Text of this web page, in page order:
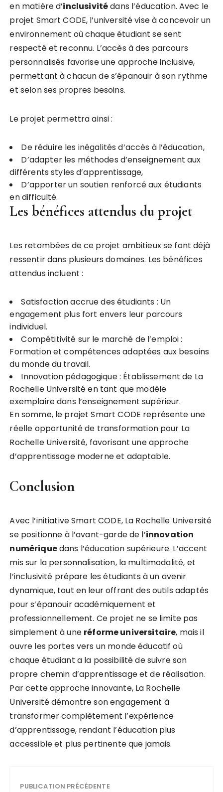
en matière d’inclusivitédans l’éducation. Avec le
projet Smart CODE, l’université vise à concevoir un
environnement où chaque étudiant se sent
respecté et reconnu. L’accès à des parcours
personnalisés favorise une approche inclusive,
permettant à chacun de s’épanouir à son rythme
et selon ses propres besoins.
Le projet permettra ainsi :
De réduire les inégalités d’accès à l’éducation,
D’adapter les méthodes d’enseignement aux
différents styles d’apprentissage,
D’apporter un soutien renforcé aux étudiants
en difficulté.
Les bénéfices attendus du projet
Les retombées de ce projet ambitieux se font déjà
ressentir dans plusieurs domaines. Les bénéfices
attendus incluent :
Satisfaction accrue des étudiants : Un
engagement plus fort envers leur parcours
individuel.
Compétitivité sur le marché de l’emploi :
Formation et compétences adaptées aux besoins
du monde du travail.
Innovation pédagogique : Établissement de La
Rochelle Université en tant que modèle
exemplaire dans l’enseignement supérieur.
En somme, le projet Smart CODE représente une
réelle opportunité de transformation pour La
Rochelle Université, favorisant une approche
d’apprentissage moderne et adaptable.
Conclusion
Avec l’initiative Smart CODE, La Rochelle Université
se positionne à l’avant-garde de l’innovation
numériquedans l’éducation supérieure. L’accent
mis sur la personnalisation, la multimodalité, et
l’inclusivité prépare les étudiants à un avenir
dynamique, tout en leur offrant des outils adaptés
pour s’épanouir académiquement et
professionnellement. Ce projet ne se limite pas
simplement à une réformeuniversitaire, mais il
ouvre les portes vers un monde éducatif où
chaque étudiant a la possibilité de suivre son
propre chemin d’apprentissage et de réalisation.
Par cette approche innovante, La Rochelle
Université démontre son engagement à
transformer complètement l’expérience
d’apprentissage, rendant l’éducation plus
accessible et plus pertinente que jamais.
PUBLICATION PRÉCÉDENTE